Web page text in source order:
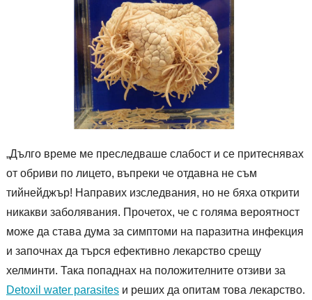
„Дълго време ме преследваше слабост и се притеснявах
от обриви по лицето, въпреки че отдавна не съм
тийнейджър! Направих изследвания, но не бяха открити
никакви заболявания. Прочетох, че с голяма вероятност
може да става дума за симптоми на паразитна инфекция
и започнах да търся ефективно лекарство срещу
хелминти. Така попаднах на положителните отзиви за
Detoxil water parasitesи реших да опитам това лекарство.